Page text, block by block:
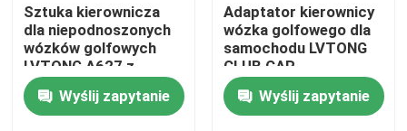
Dom
Produkty
Sztuka kierownicza
dla niepodnoszonych
wózków golfowych
LVTONG A627 z
hamulcami
tarczowymi
Wyślij zapytanie
Adaptator kierownicy
wózka golfowego dla
samochodu LVTONG
CLUB CAR
Wyślij zapytanie